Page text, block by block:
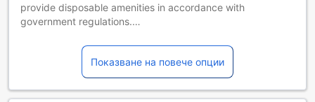
provide disposable amenities in accordance with
government regulations.
a temporary power suspension from 00:00 a.m. to 04:00
a.m. on 7th Jan 2026. Furthermore, please be aware that
the outdoor swimming pool will undergo routine
maintenance and be temporarily closed from 6th Jan to 7th
Показване на повече опции